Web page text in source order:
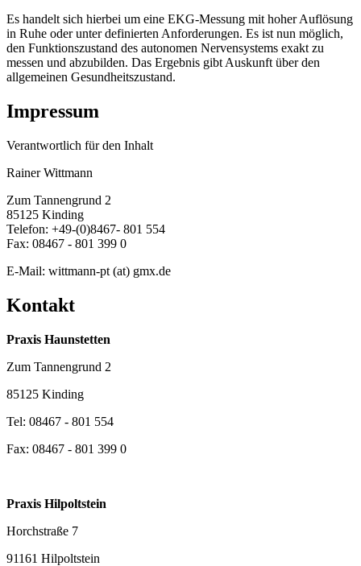
Es handelt sich hierbei um eine EKG-Messung mit hoher Auflösung
in Ruhe oder unter definierten Anforderungen. Es ist nun möglich,
den Funktionszustand des autonomen Nervensystems exakt zu
messen und abzubilden. Das Ergebnis gibt Auskunft über den
allgemeinen Gesundheitszustand.
Impressum
Verantwortlich für den Inhalt
Rainer Wittmann
Zum Tannengrund 2
85125 Kinding
Telefon: +49-(0)8467- 801 554
Fax: 08467 - 801 399 0
​E-Mail: wittmann-pt (at) gmx.de
Kontakt
Praxis Haunstetten
Zum Tannengrund 2​
85125 Kinding
Tel: 08467 - 801 554
Fax: 08467 - 801 399 0
Praxis Hilpoltstein​
Horchstraße 7
91161 Hilpoltstein​